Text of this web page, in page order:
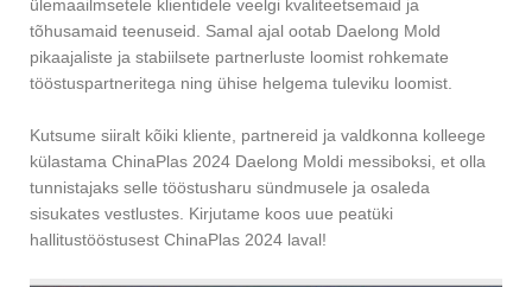
ülemaailmsetele klientidele veelgi kvaliteetsemaid ja
tõhusamaid teenuseid. Samal ajal ootab Daelong Mold
pikaajaliste ja stabiilsete partnerluste loomist rohkemate
tööstuspartneritega ning ühise helgema tuleviku loomist.
Kutsume siiralt kõiki kliente, partnereid ja valdkonna kolleege
külastama ChinaPlas 2024 Daelong Moldi messiboksi, et olla
tunnistajaks selle tööstusharu sündmusele ja osaleda
sisukates vestlustes. Kirjutame koos uue peatüki
hallitustööstusest ChinaPlas 2024 laval!